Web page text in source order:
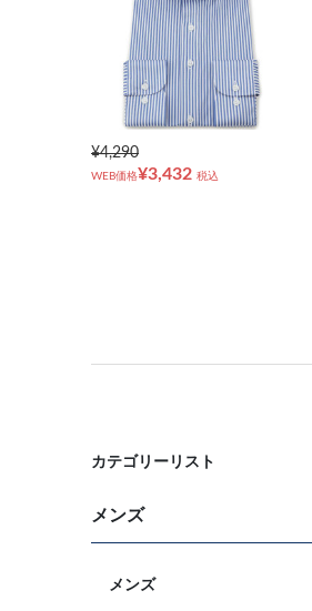
¥4,290
WEB価格¥3,432 税込
カテゴリーリスト
メンズ
メンズ